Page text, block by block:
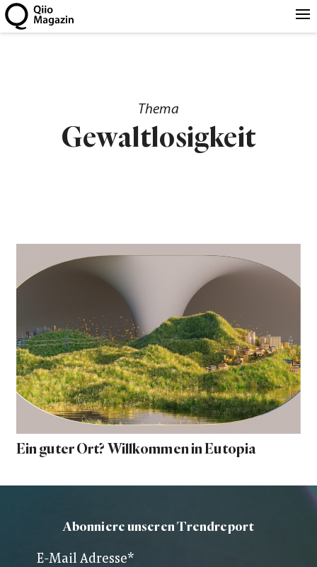
Thema
Gewaltlosigkeit
Ein guter Ort? Willkommen in Eutopia
Abonniere unseren Trendreport
E-Mail Adresse*